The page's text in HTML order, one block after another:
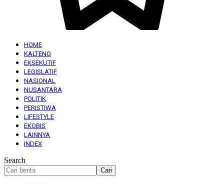
HOME
KALTENG
EKSEKUTIF
LEGISLATIF
NASIONAL
NUSANTARA
POLITIK
PERISTIWA
LIFESTYLE
EKOBIS
LAINNYA
INDEX
Search